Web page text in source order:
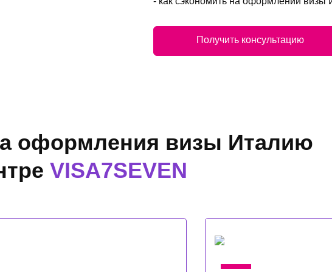
Получить консультацию
оформления визы Италию
VISA7SEVEN